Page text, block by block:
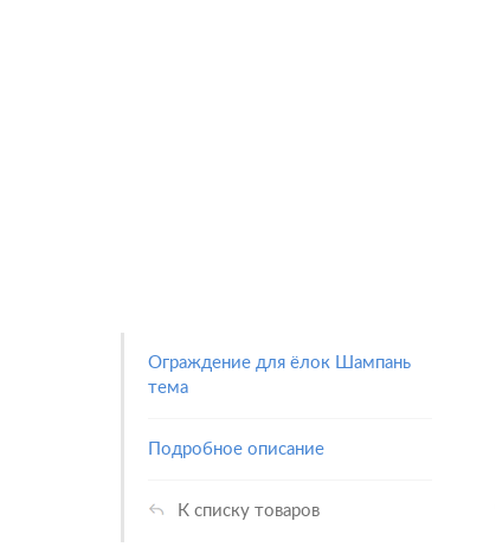
Ограждение для ёлок Шампань
тема
Подробное описание
К списку товаров